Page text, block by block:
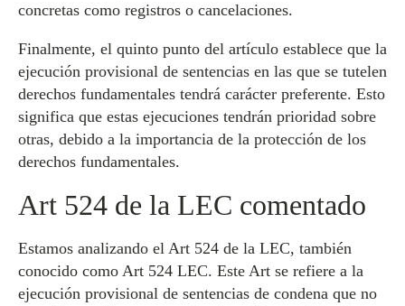
concretas como registros o cancelaciones.
Finalmente, el quinto punto del artículo establece que la
ejecución provisional de sentencias en las que se tutelen
derechos fundamentales tendrá carácter preferente. Esto
significa que estas ejecuciones tendrán prioridad sobre
otras, debido a la importancia de la protección de los
derechos fundamentales.
Art 524 de la LEC comentado
Estamos analizando el Art 524 de la LEC, también
conocido como Art 524 LEC. Este Art se refiere a la
ejecución provisional de sentencias de condena que no